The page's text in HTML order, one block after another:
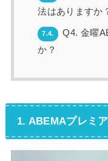
法はありますか
7.4.
Q4. 金曜
か？
1. ABEMAプレミ